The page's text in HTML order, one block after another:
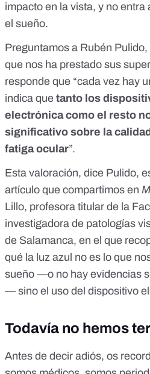
impacto en la vista, y no entra
el sueño.
Preguntamos a Rubén
que nos ha prestado sus
responde que “cada vez hay
indica que tanto los
electrónica como el resto
significativo sobre la
fatiga ocular”.
Esta valoración, dice Pulido,
artículo que compartimos en
Lillo, profesora titular de la
investigadora de patologías
de Salamanca, en el que
qué la luz azul no es lo que
sueño —o no hay evidencias
— sino el uso del dispositivo
Todavía no hemos
Antes de decir adiós, os